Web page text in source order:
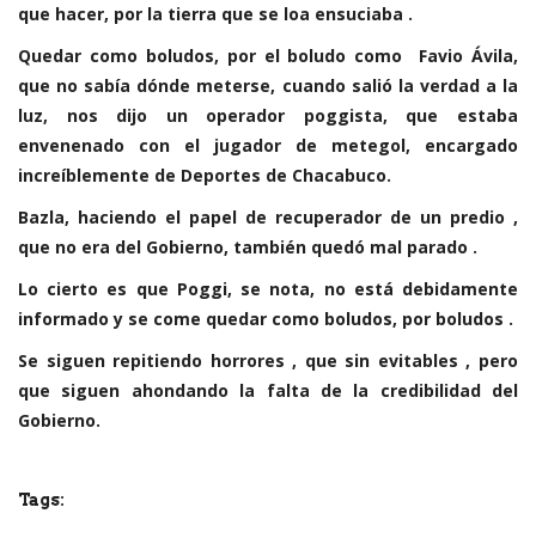
que hacer, por la tierra que se loa ensuciaba .
Quedar como boludos, por el boludo como Favio Ávila,
que no sabía dónde meterse, cuando salió la verdad a la
luz, nos dijo un operador poggista, que estaba
envenenado con el jugador de metegol, encargado
increíblemente de Deportes de Chacabuco.
Bazla, haciendo el papel de recuperador de un predio ,
que no era del Gobierno, también quedó mal parado .
Lo cierto es que Poggi, se nota, no está debidamente
informado y se come quedar como boludos, por boludos .
Se siguen repitiendo horrores , que sin evitables , pero
que siguen ahondando la falta de la credibilidad del
Gobierno.
Tags: